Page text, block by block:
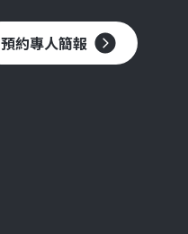
預約專人簡報